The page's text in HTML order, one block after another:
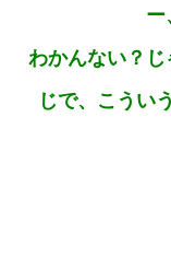
ー
わかんない？
じで、こうい